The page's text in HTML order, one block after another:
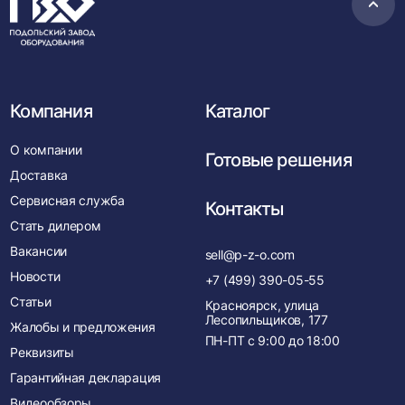
в
Компания
О компании
Доставка
Сервисная служба
Стать дилером
Вакансии
Новости
Статьи
Жалобы и предложения
Реквизиты
Гарантийная декларация
Каталог
Готовые решения
Контакты
sell@p-z-o.com
+7 (499) 390-05-55
Красноярск, улица
Лесопильщиков, 177
ПН-ПТ с 9:00 до 18:00